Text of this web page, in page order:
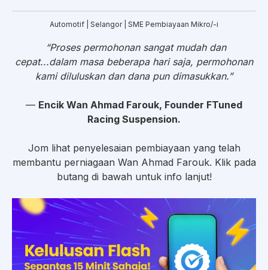
Automotif | Selangor | SME Pembiayaan Mikro/-i
“Proses permohonan sangat mudah dan
cepat...dalam masa beberapa hari saja, permohonan
kami diluluskan dan dana pun dimasukkan.”
— Encik Wan Ahmad Farouk, Founder FTuned
Racing Suspension.
Jom lihat penyelesaian pembiayaan yang telah
membantu perniagaan Wan Ahmad Farouk. Klik pada
butang di bawah untuk info lanjut!